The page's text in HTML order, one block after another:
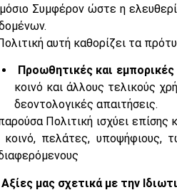
Συμφέρον ώστε η
αυτή καθορίζει τα
Προωθητικές και
κοινό και άλλους τελικούς
δεοντολογικές απαιτήσεις.
Πολιτική ισχύει
πελάτες, υποψήφιους,
μας σχετικά με την